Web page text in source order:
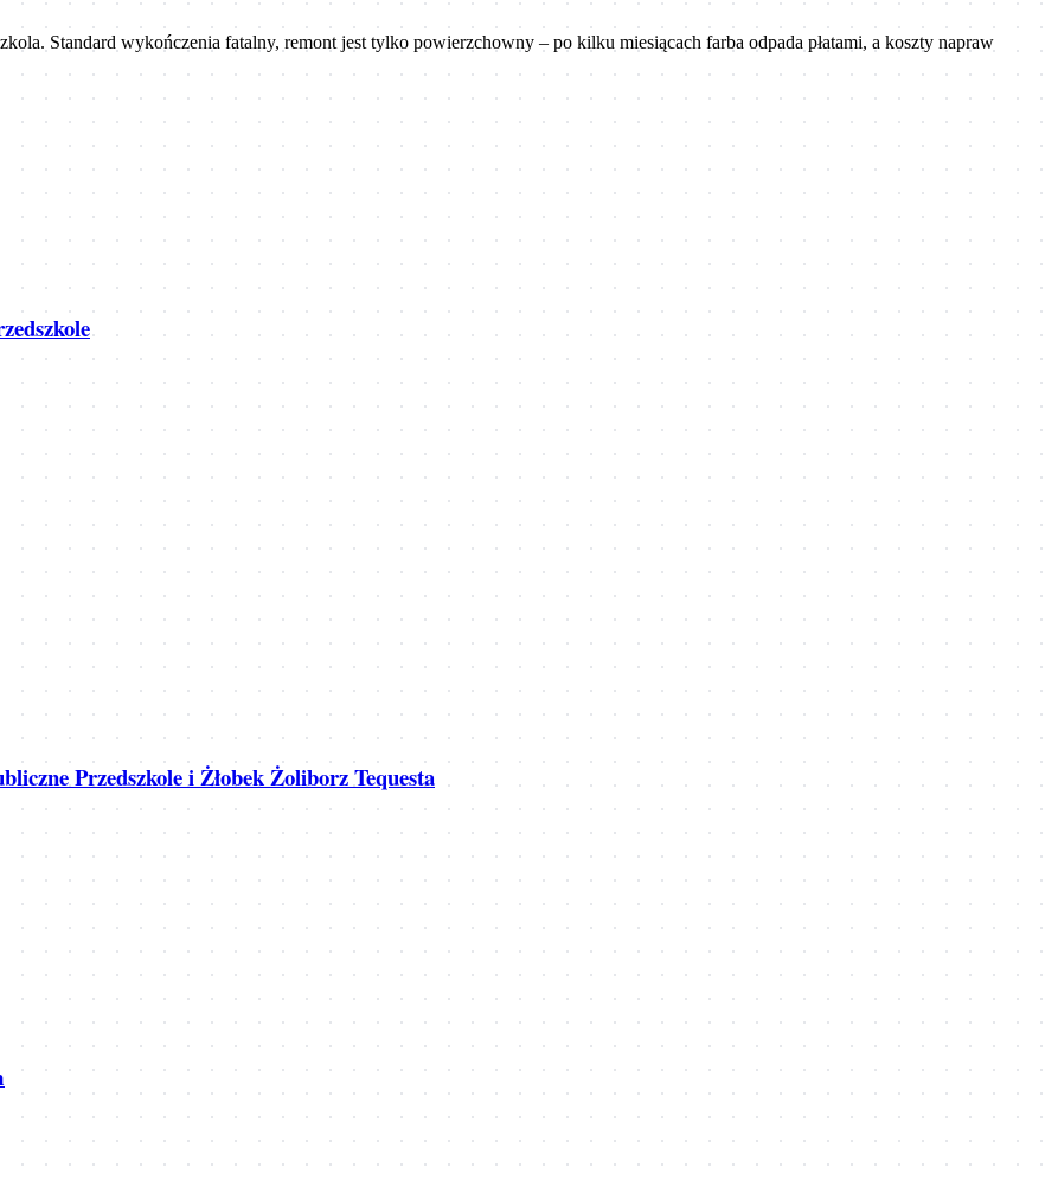
Standard wykończenia fatalny, remont jest tylko powierzchowny – po kilku miesiącach farba odpada płatami, a koszty napraw
Przedszkole i Żłobek Żoliborz Tequesta